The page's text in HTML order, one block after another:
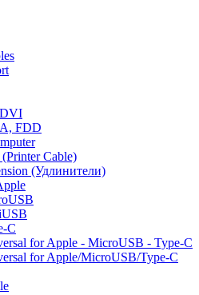
FDD
Cable)
(Удлинители)
C
for Apple - MicroUSB - Type-C
for Apple/MicroUSB/Type-C